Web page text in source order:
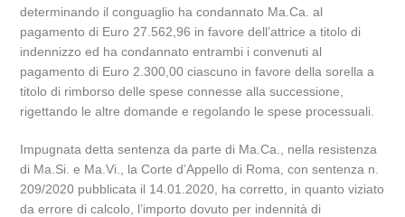
determinando il conguaglio ha condannato Ma.Ca. al
pagamento di Euro 27.562,96 in favore dell’attrice a titolo di
indennizzo ed ha condannato entrambi i convenuti al
pagamento di Euro 2.300,00 ciascuno in favore della sorella a
titolo di rimborso delle spese connesse alla successione,
rigettando le altre domande e regolando le spese processuali.
Impugnata detta sentenza da parte di Ma.Ca., nella resistenza
di Ma.Si. e Ma.Vi., la Corte d’Appello di Roma, con sentenza n.
209/2020 pubblicata il 14.01.2020, ha corretto, in quanto viziato
da errore di calcolo, l’importo dovuto per indennità di